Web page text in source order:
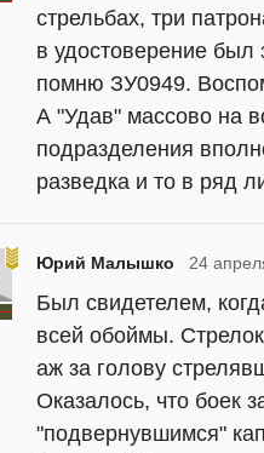
стрельбах, три
в удостоверение
помню ЗУ0949.
А "Удав" массово на
подразделения
разведка и то в ряд
Юрий Малышко 24
Был свидетелем,
всей обоймы.
аж за голову
Оказалось, что боек
"подвернувшимся"